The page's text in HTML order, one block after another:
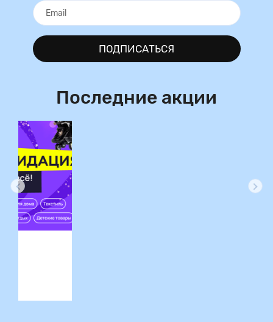
ПОДПИСАТЬСЯ
Последние акции